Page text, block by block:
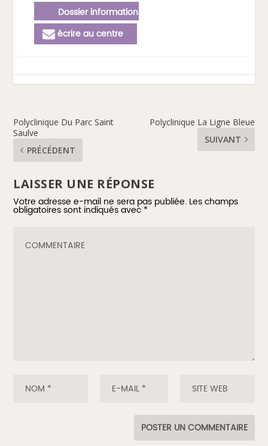
Dossier information
écrire au centre
Polyclinique Du Parc Saint
Saulve
PRÉCÉDENT
Polyclinique La Ligne Bleue
SUIVANT
LAISSER UNE RÉPONSE
Votre adresse e-mail ne sera pas publiée. Les champs
obligatoires sont indiqués avec *